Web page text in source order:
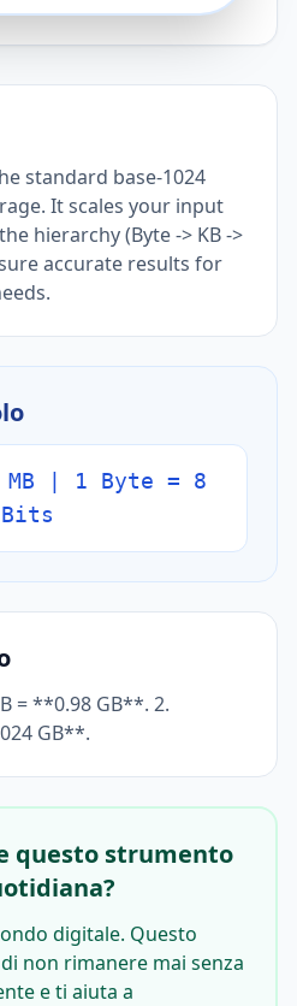
standard base-1024
It scales your input
hierarchy (Byte -> KB ->
accurate results for
MB | 1 Byte = 8
Bits
= **0.98 GB**. 2.
GB**.
questo strumento
digitale. Questo
non rimanere mai senza
e ti aiuta a